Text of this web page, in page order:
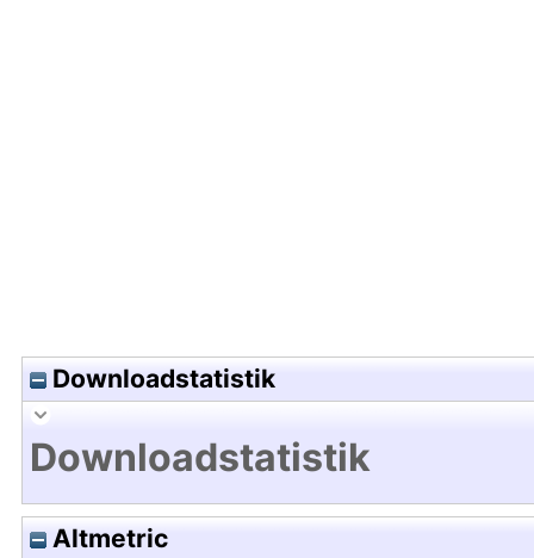
Downloadstatistik
Downloadstatistik
Altmetric